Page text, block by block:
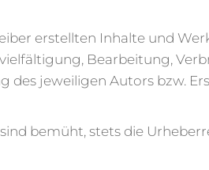
erstellten Inhalte und
Bearbeitung,
des jeweiligen Autors bzw.
bemüht, stets die